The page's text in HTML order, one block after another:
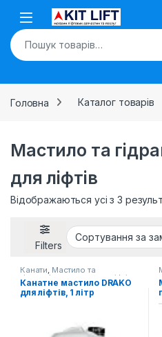
Skip to navigation
Skip to content
Open
Шукати:
Головна Каталог товарів
Мастило та
для ліфтів
Відображаються усі з 3
Filters
Канати, Мастило та
гідравлічне масло для ліфтів
Канатне мастило DRAKO
для ліфтів, 1 літр